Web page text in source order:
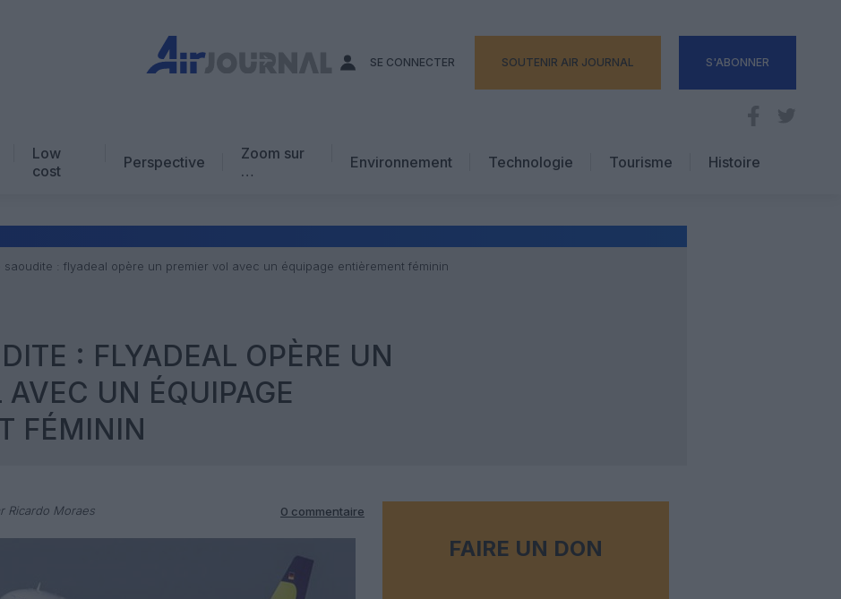
SE CONNECTER SOUTENIR AIR JOURNAL S'ABONNER
Low
cost
Perspective
Zoom sur
…
Avis d’expert
Environnement Technologie
Tourisme
Hôtellerie
Histoire
saoudite : flyadeal opère un premier vol avec un équipage entièrement féminin
: FLYADEAL OPÈRE UN
AVEC UN ÉQUIPAGE
FÉMININ
Ricardo Moraes 0 commentaire
FAIRE UN DON